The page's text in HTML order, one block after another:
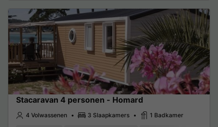
Stacaravan 4 personen - Homard
4 Volwassenen 3 Slaapkamers 1 Badkamer